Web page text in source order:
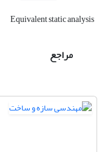
Equivalent static analysis
مراجع